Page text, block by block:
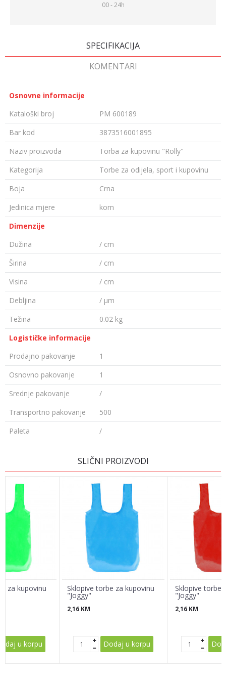
00 - 24h
SPECIFIKACIJA
KOMENTARI
Osnovne informacije
Kataloški broj
PM 600189
Bar kod
3873516001895
Naziv proizvoda
Torba za kupovinu "Rolly"
Kategorija
Torbe za odijela, sport i kupovinu
Boja
Crna
Jedinica mjere
kom
Dimenzije
Dužina
/ cm
Širina
/ cm
Visina
/ cm
Debljina
/ µm
Težina
0.02 kg
Logističke informacije
Prodajno pakovanje
1
Osnovno pakovanje
1
Srednje pakovanje
/
Transportno pakovanje
500
Paleta
/
Email
Poruka
SLIČNI PROIZVODI
za kupovinu
u korpu
Sklopive torbe za kupovinu
"Joggy"
2,16 KM
Dodaj u korpu
Sklopive torbe
"Joggy"
2,16 KM